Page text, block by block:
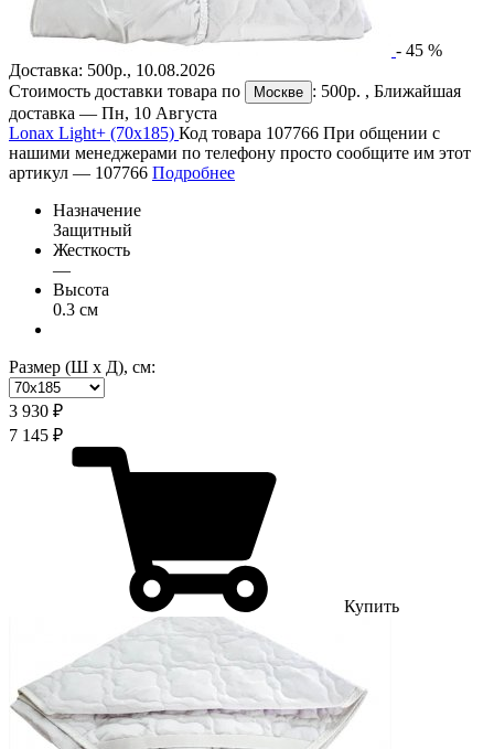
- 45 %
Доставка: 500р., 10.08.2026
Стоимость доставки товара по
Москве : 500р. , Ближайшая
доставка — Пн, 10 Августа
Lonax Light+ (70х185) Код товара 107766 При общении с
нашими менеджерами по телефону просто сообщите им этот
артикул — 107766 Подробнее
Назначение
Защитный
Жесткость
—
Высота
0.3 см
Размер (Ш х Д), см:
3 930 ₽
7 145 ₽
Купить